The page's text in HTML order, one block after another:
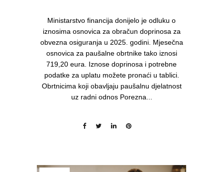
Ministarstvo financija donijelo je odluku o
iznosima osnovica za obračun doprinosa za
obvezna osiguranja u 2025. godini. Mjesečna
osnovica za paušalne obrtnike tako iznosi
719,20 eura. Iznose doprinosa i potrebne
podatke za uplatu možete pronaći u tablici.
Obrtnicima koji obavljaju paušalnu djelatnost
uz radni odnos Porezna...